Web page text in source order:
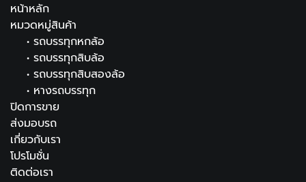
หน้าหลัก
หมวดหมู่สินค้า
• รถบรรทุกหกล้อ
• รถบรรทุกสิบล้อ
• รถบรรทุกสิบสองล้อ
• หางรถบรรทุก
ปิดการขาย
ส่งมอบรถ
เกี่ยวกับเรา
โปรโมชั่น
ติดต่อเรา